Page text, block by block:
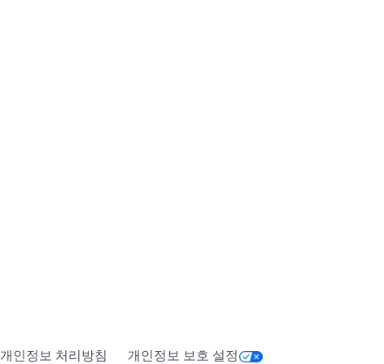
개인정보 처리방침 개인정보 보호 설정